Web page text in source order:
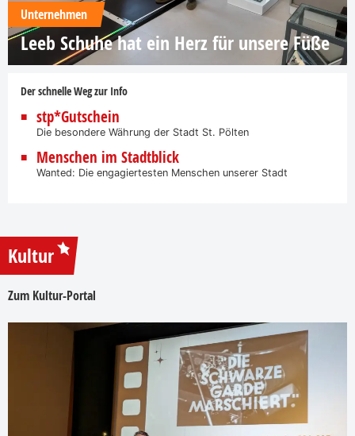
Unternehmen
Leeb Schuhe hat ein Herz für unsere Füße
Der schnelle Weg zur Info
stp*Gutschein
Die besondere Währung der Stadt St. Pölten
Menschen im Stadtblick
Wanted: Die engagiertesten Menschen unserer Stadt
Kultur
Zum Kultur-Portal